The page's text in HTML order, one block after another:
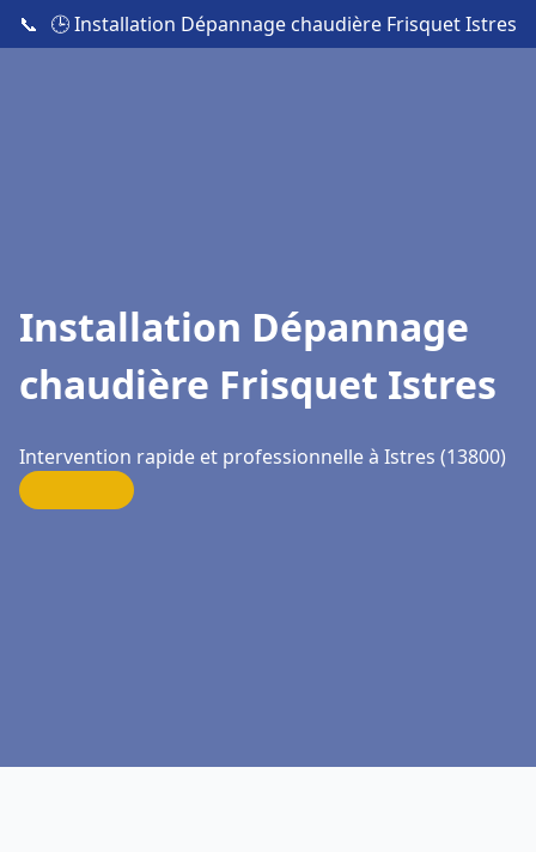
📞 🕒 Installation Dépannage chaudière Frisquet Istres
Installation Dépannage
chaudière Frisquet Istres
Intervention rapide et professionnelle à Istres (13800)